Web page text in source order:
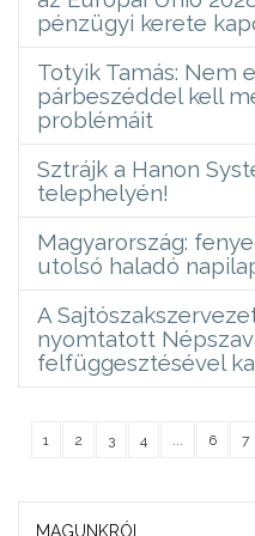
pénzügyi kerete
Totyik Tamás: Nem
párbeszéddel kell
problémáit
Sztrájk a Hanon
telephelyén!
Magyarország:
utolsó haladó
A
nyomtatott
felfüggesztésével
1 2 3 4 ... 6 7
MAGUNKRÓL